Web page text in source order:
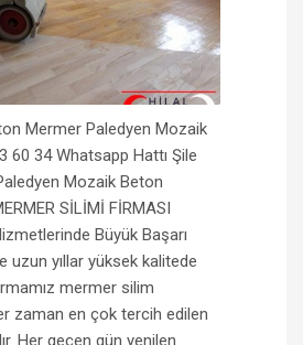
Mermer Paledyen Mozaik
60 34 Whatsapp Hattı Şile
Mozaik Beton
SİLİMİ FİRMASI
Büyük Başarı
uzun yıllar yüksek kalitede
mermer silim
zaman en çok tercih edilen